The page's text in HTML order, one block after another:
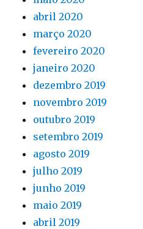
abril 2020
março 2020
fevereiro 2020
janeiro 2020
dezembro 2019
novembro 2019
outubro 2019
setembro 2019
agosto 2019
julho 2019
junho 2019
maio 2019
abril 2019